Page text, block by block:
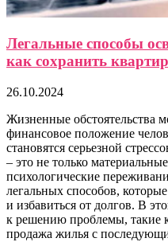
Легальные способы
как сохранить
26.10.2024
Жизненные обстоятельства
финансовое положение
становятся серьезной
– это не только
психологические
легальных способов,
и избавиться от долгов. В
к решению проблемы, такие
продажа жилья с